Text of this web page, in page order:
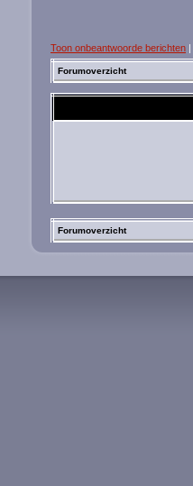
Toon onbeantwoorde berichten |
Forumoverzicht
Forumoverzicht